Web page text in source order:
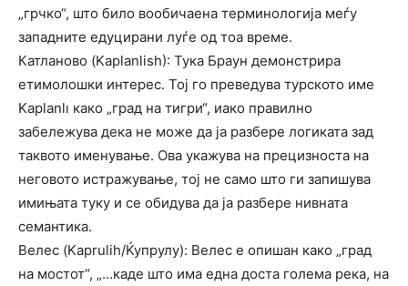
„грчко“, што било вообичаена терминологија меѓу
западните едуцирани луѓе од тоа време.
Катланово (Kaplanlish): Тука Браун демонстрира
етимолошки интерес. Тој го преведува турското име
Kaplanlı како „град на тигри“, иако правилно
забележува дека не може да ја разбере логиката зад
таквото именување. Ова укажува на прецизноста на
неговото истражувањe, тој не само што ги запишува
имињата туку и се обидува да ја разбере нивната
семантика.
Велес (Kaprulih/Ќупрулу): Велес е опишан како „град
на мостот“, „…каде што има една доста голема река, на